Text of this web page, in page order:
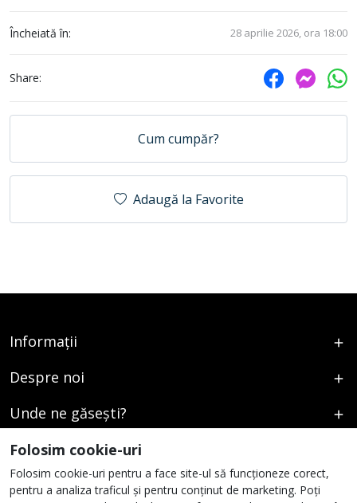
Încheiată în: 28 aprilie 2026, ora 18:00
Share:
Cum cumpăr?
Adaugă la Favorite
Informații
Despre noi
Unde ne găsești?
Urmați-ne
Folosim cookie-uri
Folosim cookie-uri pentru a face site-ul să funcționeze corect,
pentru a analiza traficul și pentru conținut de marketing. Poți